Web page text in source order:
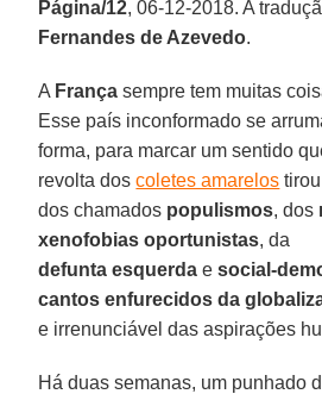
Página/12, 06-12-2018. A
Fernandes de Azevedo.
A França sempre tem muitas
Esse país inconformado se
forma, para marcar um sentido
revolta doscoletes amarelos
dos chamados populismos, dos
xenofobias oportunistas, da
defunta esquerda esocial-
cantos enfurecidos da
e irrenunciável das aspirações
Há duas semanas, um punhado